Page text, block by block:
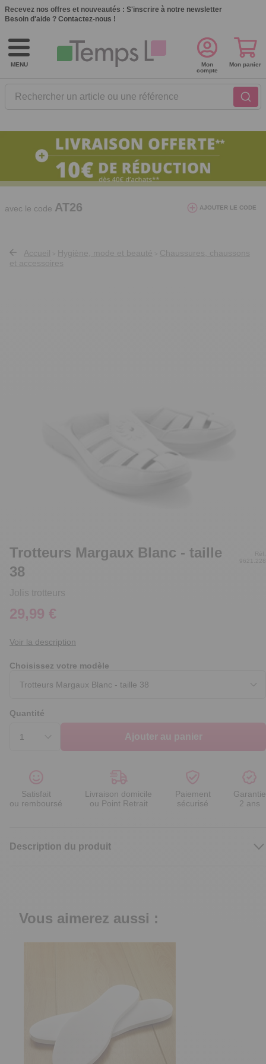
Recevez nos offres et nouveautés : S'inscrire à notre newsletter
Besoin d'aide ? Contactez-nous !
MENU
Rechercher un article ou une référence
Mon
compte
Mon panier
10€ de réduction dès 40€ d'achat. Offre
valable du 03/08/2026 au 12/08/2026.
avec le code AT26 AJOUTER LE CODE
Accueil Hygiène, mode et beauté
Chaussures, chaussons
et accessoires
Trotteurs Margaux Blanc - taille
38
Jolis trotteurs
Réf.
9621.228
29,99 €
Voir la description
Choisissez votre modèle
Quantité
Ajouter au panier
Satisfait
ou remboursé
Livraison domicile
ou Point Retrait
Paiement
sécurisé
Garantie
2 ans
Description du produit
Vous aimerez aussi :